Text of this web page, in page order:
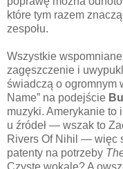
które tym razem
zespołu.
Wszystkie
zagęszczenie i
świadczą o ogromnym
Name” na podejście
muzyki. Amerykanie to
u źródeł — wszak to
Rivers Of Nihil — więc
patenty na potrzeby
Czyste wokale? A